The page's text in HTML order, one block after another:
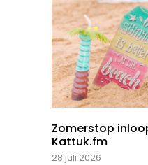
Zomerstop
Kattuk.fm
28 juli 2026